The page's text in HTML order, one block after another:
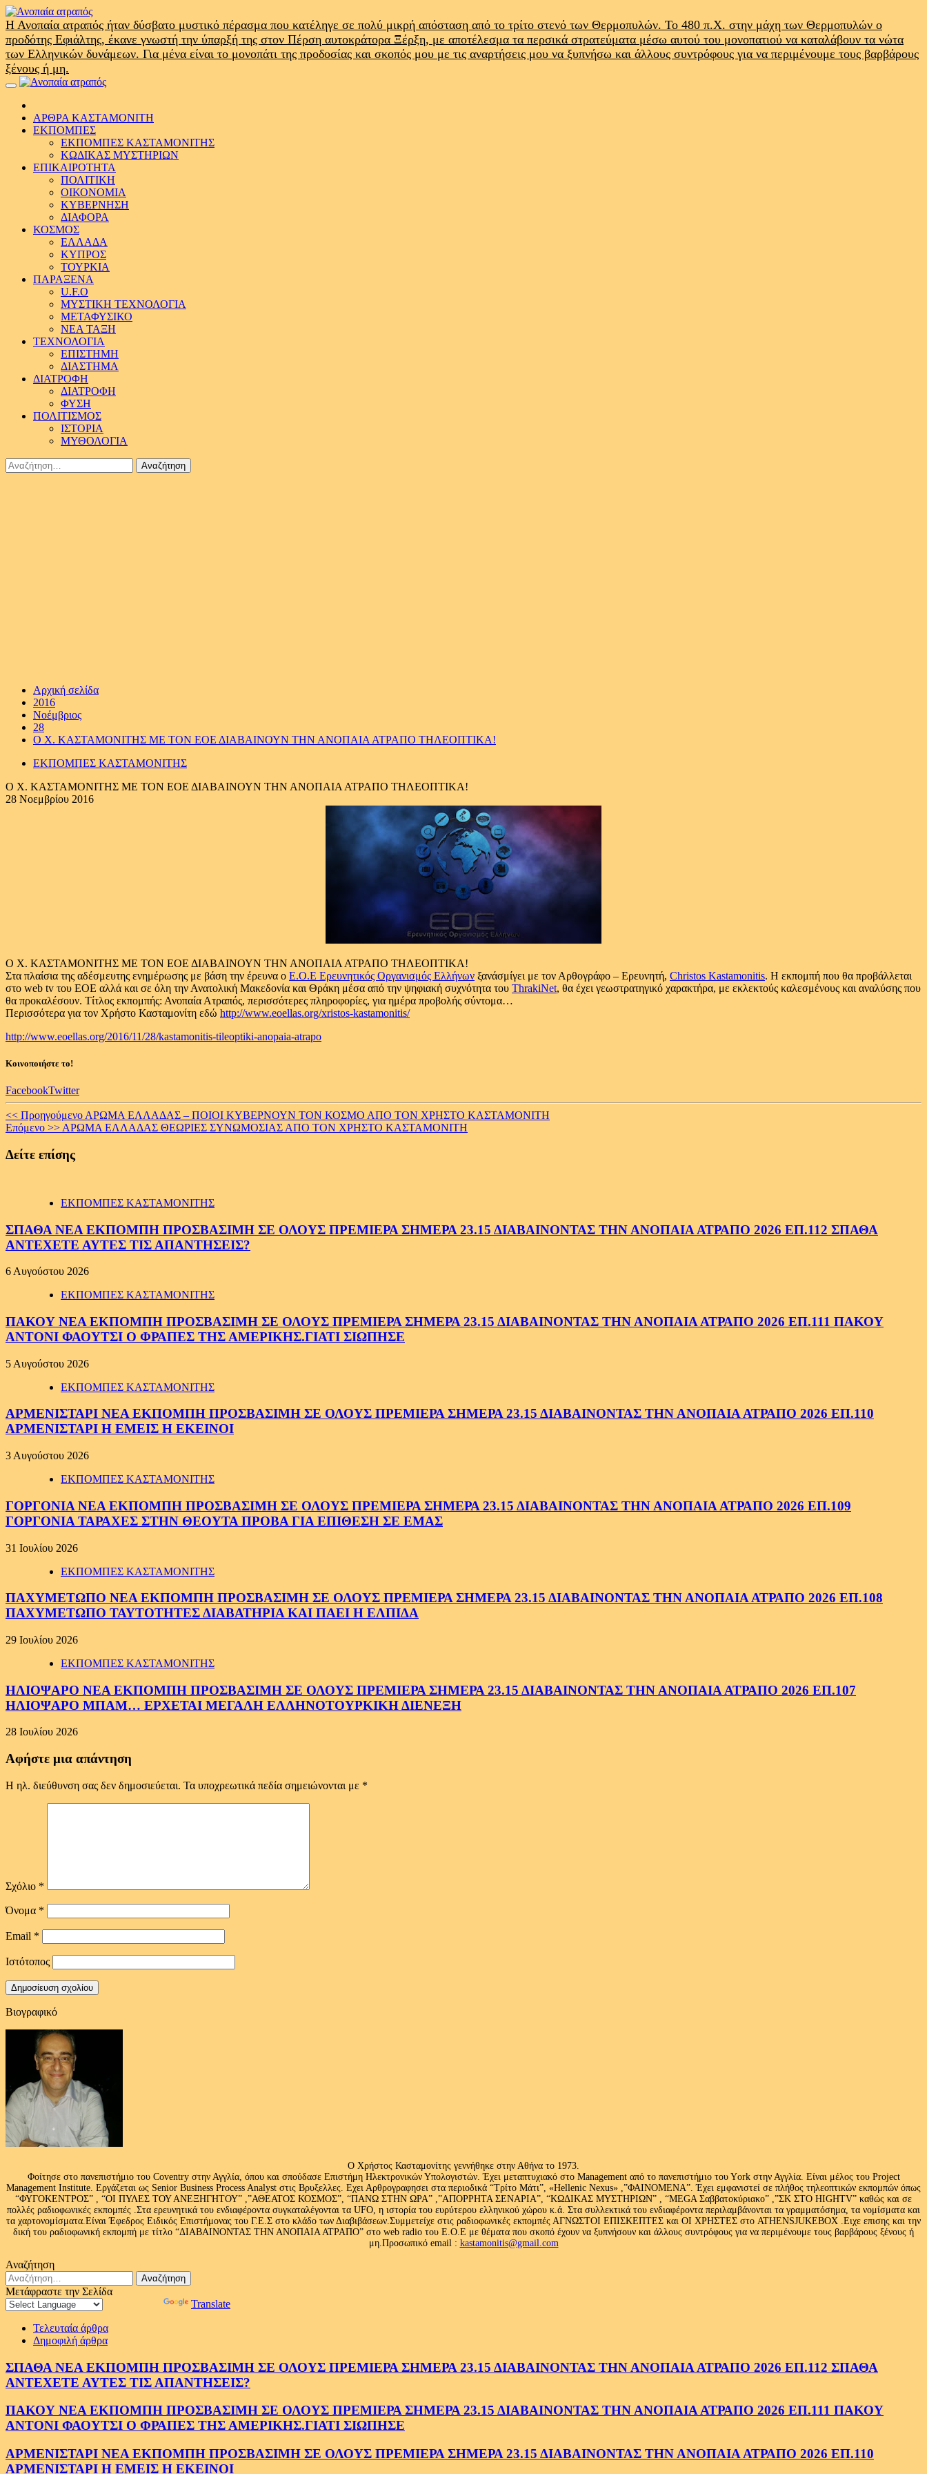
Skip
to
content
Η Ανοπαία ατραπός ήταν δύσβατο μυστικό πέρασμα που κατέληγε σε πολύ μικρή απόσταση από το τρίτο στενό των Θερμοπυλών. Το 480 π.Χ. στην μάχη των Θερμοπυλών ο
προδότης Εφιάλτης, έκανε γνωστή την ύπαρξή της στον Πέρση αυτοκράτορα Ξέρξη, με αποτέλεσμα τα περσικά στρατεύματα μέσω αυτού του μονοπατιού να καταλάβουν τα νώτα
των Ελληνικών δυνάμεων. Για μένα είναι το μονοπάτι της προδοσίας και σκοπός μου με τις αναρτήσεις μου να ξυπνήσω και άλλους συντρόφους για να περιμένουμε τους βαρβάρους
ξένους ή μη.
Primary
ΑΡΘΡΑ ΚΑΣΤΑΜΟΝΙΤΗ
ΕΚΠΟΜΠΕΣ
ΕΚΠΟΜΠΕΣ ΚΑΣΤΑΜΟΝΙΤΗΣ
ΚΩΔΙΚΑΣ ΜΥΣΤΗΡΙΩΝ
ΕΠΙΚΑΙΡΟΤΗΤΑ
ΠΟΛΙΤΙΚΗ
ΟΙΚΟΝΟΜΙΑ
ΚΥΒΕΡΝΗΣΗ
ΔΙΑΦΟΡΑ
ΚΟΣΜΟΣ
ΕΛΛΑΔΑ
ΚΥΠΡΟΣ
ΤΟΥΡΚΙΑ
ΠΑΡΑΞΕΝΑ
U.F.O
ΜΥΣΤΙΚΗ ΤΕΧΝΟΛΟΓΙΑ
ΜΕΤΑΦΥΣΙΚΟ
ΝΕΑ ΤΑΞΗ
ΤΕΧΝΟΛΟΓΙΑ
ΕΠΙΣΤΗΜΗ
ΔΙΑΣΤΗΜΑ
ΔΙΑΤΡΟΦΗ
ΔΙΑΤΡΟΦΗ
ΦΥΣΗ
ΠΟΛΙΤΙΣΜΟΣ
ΙΣΤΟΡΙΑ
ΜΥΘΟΛΟΓΙΑ
Αναζήτηση
για:
Αρχική σελίδα
2016
Νοέμβριος
28
O Χ. ΚΑΣΤΑΜΟΝΙΤΗΣ ΜΕ ΤΟΝ ΕΟΕ ΔΙΑΒΑΙΝΟΥΝ ΤΗΝ ΑΝΟΠΑΙΑ ΑΤΡΑΠΟ ΤΗΛΕΟΠΤΙΚΑ!
ΕΚΠΟΜΠΕΣ ΚΑΣΤΑΜΟΝΙΤΗΣ
O Χ. ΚΑΣΤΑΜΟΝΙΤΗΣ ΜΕ ΤΟΝ ΕΟΕ ΔΙΑΒΑΙΝΟΥΝ ΤΗΝ ΑΝΟΠΑΙΑ ΑΤΡΑΠΟ ΤΗΛΕΟΠΤΙΚΑ!
28 Νοεμβρίου 2016
O Χ. ΚΑΣΤΑΜΟΝΙΤΗΣ ΜΕ ΤΟΝ ΕΟΕ ΔΙΑΒΑΙΝΟΥΝ ΤΗΝ ΑΝΟΠΑΙΑ ΑΤΡΑΠΟ ΤΗΛΕΟΠΤΙΚΑ!
Στα πλαίσια της αδέσμευτης ενημέρωσης με βάση την έρευνα ο Ε.Ο.Ε Ερευνητικός Οργανισμός Ελλήνων ξανάσμίγει με τον Αρθογράφο – Ερευνητή, Christos Kastamonitis. Η εκπομπή που θα προβάλλεται
στο web tv του ΕΟΕ αλλά και σε όλη την Ανατολική Μακεδονία και Θράκη μέσα από την ψηφιακή συχνότητα του ThrakiNet, θα έχει γεωστρατηγικό χαρακτήρα, με εκλεκτούς καλεσμένους και αναλύσης που
θα προκαλέσουν. Τίτλος εκπομπής: Ανοπαία Ατραπός, περισσότερες πληροφορίες, για ημέρα προβολής σύντομα…
Περισσότερα για τον Χρήστο Κασταμονίτη εδώ http://www.eoellas.org/xristos-kastamonitis/
http://www.eoellas.org/2016/11/28/kastamonitis-tileoptiki-anopaia-atrapo
Κοινοποιήστε το!
FacebookTwitter
Continue
Reading
<< Προηγούμενο ΑΡΩΜΑ ΕΛΛΑΔΑΣ – ΠΟΙΟΙ ΚΥΒΕΡΝΟΥΝ ΤΟΝ ΚΟΣΜΟ ΑΠΟ ΤΟΝ ΧΡΗΣΤΟ ΚΑΣΤΑΜΟΝΙΤΗ
Επόμενο >> ΑΡΩΜΑ ΕΛΛΑΔΑΣ ΘΕΩΡΙΕΣ ΣΥΝΩΜΟΣΙΑΣ ΑΠΟ ΤΟΝ ΧΡΗΣΤΟ ΚΑΣΤΑΜΟΝΙΤΗ
Δείτε επίσης
ΕΚΠΟΜΠΕΣ ΚΑΣΤΑΜΟΝΙΤΗΣ
ΣΠΑΘΑ ΝΕΑ ΕΚΠΟΜΠΗ ΠΡΟΣΒΑΣΙΜΗ ΣΕ ΟΛΟΥΣ ΠΡΕΜΙΕΡΑ ΣΗΜΕΡΑ 23.15 ΔΙΑΒΑΙΝΟΝΤΑΣ ΤΗΝ ΑΝΟΠΑΙΑ ΑΤΡΑΠΟ 2026 ΕΠ.112 ΣΠΑΘΑ
ΑΝΤΕΧΕΤΕ ΑΥΤΕΣ ΤΙΣ ΑΠΑΝΤΗΣΕΙΣ?
6 Αυγούστου 2026
ΕΚΠΟΜΠΕΣ ΚΑΣΤΑΜΟΝΙΤΗΣ
ΠΑΚΟΥ ΝΕΑ ΕΚΠΟΜΠΗ ΠΡΟΣΒΑΣΙΜΗ ΣΕ ΟΛΟΥΣ ΠΡΕΜΙΕΡΑ ΣΗΜΕΡΑ 23.15 ΔΙΑΒΑΙΝΟΝΤΑΣ ΤΗΝ ΑΝΟΠΑΙΑ ΑΤΡΑΠΟ 2026 ΕΠ.111 ΠΑΚΟΥ
ΑΝΤΟΝΙ ΦΑΟΥΤΣΙ Ο ΦΡΑΠΕΣ ΤΗΣ ΑΜΕΡΙΚΗΣ.ΓΙΑΤΙ ΣΙΩΠΗΣΕ
5 Αυγούστου 2026
ΕΚΠΟΜΠΕΣ ΚΑΣΤΑΜΟΝΙΤΗΣ
ΑΡΜΕΝΙΣΤΑΡΙ ΝΕΑ ΕΚΠΟΜΠΗ ΠΡΟΣΒΑΣΙΜΗ ΣΕ ΟΛΟΥΣ ΠΡΕΜΙΕΡΑ ΣΗΜΕΡΑ 23.15 ΔΙΑΒΑΙΝΟΝΤΑΣ ΤΗΝ ΑΝΟΠΑΙΑ ΑΤΡΑΠΟ 2026 ΕΠ.110
ΑΡΜΕΝΙΣΤΑΡΙ Η ΕΜΕΙΣ Η ΕΚΕΙΝΟΙ
3 Αυγούστου 2026
ΕΚΠΟΜΠΕΣ ΚΑΣΤΑΜΟΝΙΤΗΣ
ΓΟΡΓΟΝΙΑ ΝΕΑ ΕΚΠΟΜΠΗ ΠΡΟΣΒΑΣΙΜΗ ΣΕ ΟΛΟΥΣ ΠΡΕΜΙΕΡΑ ΣΗΜΕΡΑ 23.15 ΔΙΑΒΑΙΝΟΝΤΑΣ ΤΗΝ ΑΝΟΠΑΙΑ ΑΤΡΑΠΟ 2026 ΕΠ.109
ΓΟΡΓΟΝΙΑ ΤΑΡΑΧΕΣ ΣΤΗΝ ΘΕΟΥΤΑ ΠΡΟΒΑ ΓΙΑ ΕΠΙΘΕΣΗ ΣΕ ΕΜΑΣ
31 Ιουλίου 2026
ΕΚΠΟΜΠΕΣ ΚΑΣΤΑΜΟΝΙΤΗΣ
ΠΑΧΥΜΕΤΩΠΟ ΝΕΑ ΕΚΠΟΜΠΗ ΠΡΟΣΒΑΣΙΜΗ ΣΕ ΟΛΟΥΣ ΠΡΕΜΙΕΡΑ ΣΗΜΕΡΑ 23.15 ΔΙΑΒΑΙΝΟΝΤΑΣ ΤΗΝ ΑΝΟΠΑΙΑ ΑΤΡΑΠΟ 2026 ΕΠ.108
ΠΑΧΥΜΕΤΩΠΟ ΤΑΥΤΟΤΗΤΕΣ ΔΙΑΒΑΤΗΡΙΑ ΚΑΙ ΠΑΕΙ Η ΕΛΠΙΔΑ
29 Ιουλίου 2026
ΕΚΠΟΜΠΕΣ ΚΑΣΤΑΜΟΝΙΤΗΣ
ΗΛΙΟΨΑΡΟ ΝΕΑ ΕΚΠΟΜΠΗ ΠΡΟΣΒΑΣΙΜΗ ΣΕ ΟΛΟΥΣ ΠΡΕΜΙΕΡΑ ΣΗΜΕΡΑ 23.15 ΔΙΑΒΑΙΝΟΝΤΑΣ ΤΗΝ ΑΝΟΠΑΙΑ ΑΤΡΑΠΟ 2026 ΕΠ.107
ΗΛΙΟΨΑΡΟ ΜΠΑΜ… ΕΡΧΕΤΑΙ ΜΕΓΑΛΗ ΕΛΛΗΝΟΤΟΥΡΚΙΚΗ ΔΙΕΝΕΞΗ
28 Ιουλίου 2026
Αφήστε μια απάντηση
Η ηλ. διεύθυνση σας δεν δημοσιεύεται. Τα υποχρεωτικά πεδία σημειώνονται με *
Σχόλιο *
Όνομα *
Email *
Ιστότοπος
Βιογραφικό
Ο Χρήστος Κασταμονίτης γεννήθηκε στην Αθήνα το 1973.
Φοίτησε στο πανεπιστήμιο του Coventry στην Αγγλία, όπου και σπούδασε Επιστήμη Ηλεκτρονικών Υπολογιστών. Έχει μεταπτυχιακό στο Management από το πανεπιστήμιο του Υork στην Αγγλία. Είναι μέλος του Project
Management Institute. Εργάζεται ως Senior Business Process Analyst στις Βρυξελλες. Εχει Αρθρογραφησει στα περιοδικά “Τρίτο Μάτι”, «Hellenic Nexus» ,”ΦΑΙΝΟΜΕΝΑ”. Έχει εμφανιστεί σε πλήθος τηλεοπτικών εκπομπών όπως
“ΦΥΓΟΚΕΝΤΡΟΣ” , “ΟΙ ΠΥΛΕΣ ΤΟΥ ΑΝΕΞΗΓΗΤΟΥ” ,”ΑΘΕΑΤΟΣ ΚΟΣΜΟΣ”, “ΠΑΝΩ ΣΤΗΝ ΩΡΑ” ,”ΑΠΟΡΡΗΤΑ ΣΕΝΑΡΙΑ”, “ΚΩΔΙΚΑΣ ΜΥΣΤΗΡΙΩΝ” , “MEGA Σαββατοκύριακο” ,”ΣΚ ΣΤΟ HIGHTV” καθώς και σε
πολλές ραδιοφωνικές εκπομπές .Στα ερευνητικά του ενδιαφέροντα συγκαταλέγονται τα UFO, η ιστορία του ευρύτερου ελληνικού χώρου κ.ά. Στα συλλεκτικά του ενδιαφέροντα περιλαμβάνονται τα γραμματόσημα, τα νομίσματα και
τα χαρτονομίσματα.Είναι Έφεδρος Ειδικός Επιστήμονας του Γ.Ε.Σ στο κλάδο των Διαβιβάσεων.Συμμετείχε στις ραδιοφωνικές εκπομπές ΑΓΝΩΣΤΟΙ ΕΠΙΣΚΕΠΤΕΣ και ΟΙ ΧΡΗΣΤΕΣ στο ATHENSJUKEBOX .Ειχε επισης και την
δική του ραδιοφωνική εκπομπή με τίτλο “ΔΙΑΒΑΙΝΟΝΤΑΣ ΤΗΝ ΑΝΟΠΑΙΑ ΑΤΡΑΠΟ” στο web radio του Ε.Ο.Ε με θέματα που σκοπό έχουν να ξυπνήσουν και άλλους συντρόφους για να περιμένουμε τους βαρβάρους ξένους ή
μη.Προσωπικό email : kastamonitis@gmail.com
Αναζήτηση
Αναζήτηση
για:
Μετάφραστε την Σελίδα
Translate
Τελευταία άρθρα
Δημοφιλή άρθρα
ΣΠΑΘΑ ΝΕΑ ΕΚΠΟΜΠΗ ΠΡΟΣΒΑΣΙΜΗ ΣΕ ΟΛΟΥΣ ΠΡΕΜΙΕΡΑ ΣΗΜΕΡΑ 23.15 ΔΙΑΒΑΙΝΟΝΤΑΣ ΤΗΝ ΑΝΟΠΑΙΑ ΑΤΡΑΠΟ 2026 ΕΠ.112 ΣΠΑΘΑ
ΑΝΤΕΧΕΤΕ ΑΥΤΕΣ ΤΙΣ ΑΠΑΝΤΗΣΕΙΣ?
ΠΑΚΟΥ ΝΕΑ ΕΚΠΟΜΠΗ ΠΡΟΣΒΑΣΙΜΗ ΣΕ ΟΛΟΥΣ ΠΡΕΜΙΕΡΑ ΣΗΜΕΡΑ 23.15 ΔΙΑΒΑΙΝΟΝΤΑΣ ΤΗΝ ΑΝΟΠΑΙΑ ΑΤΡΑΠΟ 2026 ΕΠ.111 ΠΑΚΟΥ
ΑΝΤΟΝΙ ΦΑΟΥΤΣΙ Ο ΦΡΑΠΕΣ ΤΗΣ ΑΜΕΡΙΚΗΣ.ΓΙΑΤΙ ΣΙΩΠΗΣΕ
ΑΡΜΕΝΙΣΤΑΡΙ ΝΕΑ ΕΚΠΟΜΠΗ ΠΡΟΣΒΑΣΙΜΗ ΣΕ ΟΛΟΥΣ ΠΡΕΜΙΕΡΑ ΣΗΜΕΡΑ 23.15 ΔΙΑΒΑΙΝΟΝΤΑΣ ΤΗΝ ΑΝΟΠΑΙΑ ΑΤΡΑΠΟ 2026 ΕΠ.110
ΑΡΜΕΝΙΣΤΑΡΙ Η ΕΜΕΙΣ Η ΕΚΕΙΝΟΙ